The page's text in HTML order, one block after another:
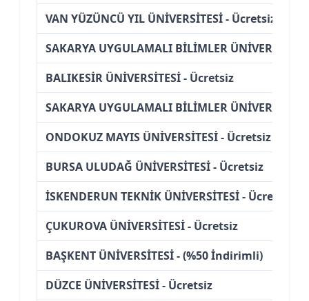
VAN YÜZÜNCÜ YIL ÜNİVERSİTESİ - Ücretsiz
SAKARYA UYGULAMALI BİLİMLER
BALIKESİR ÜNİVERSİTESİ - Ücretsiz
SAKARYA UYGULAMALI BİLİMLER
ONDOKUZ MAYIS ÜNİVERSİTESİ - Ücretsiz
BURSA ULUDAĞ ÜNİVERSİTESİ - Ücretsiz
İSKENDERUN TEKNİK ÜNİVERSİTESİ - Ücretsiz
ÇUKUROVA ÜNİVERSİTESİ - Ücretsiz
BAŞKENT ÜNİVERSİTESİ - (%50 İndirimli)
DÜZCE ÜNİVERSİTESİ - Ücretsiz